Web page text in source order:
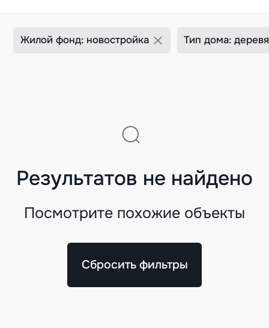
Жилой фонд: новостройка Тип дома:
Результатов не найдено
Посмотрите похожие объекты
Сбросить фильтры